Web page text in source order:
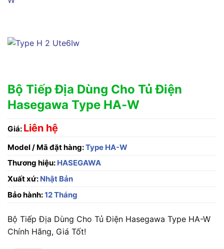
Bộ Tiếp Địa Dùng Cho Tủ Điện
Hasegawa Type HA-W
Giá: Liên hệ
Model / Mã đặt hàng:Type HA-W
Thương hiệu: HASEGAWA
Xuất xứ: Nhật Bản
Bảo hành:12 Tháng
Bộ Tiếp Địa Dùng Cho Tủ Điện Hasegawa Type HA-W
Chính Hãng, Giá Tốt!